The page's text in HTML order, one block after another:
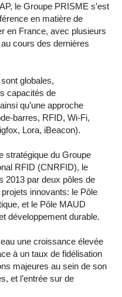
le Groupe PRISME s’est
en matière de
en France, avec plusieurs
cours des dernières
globales,
capacités de
qu’une approche
barres, RFID, Wi-Fi,
Lora, iBeacon).
stratégique du Groupe
RFID (CNRFID), le
2013 par deux pôles de
innovants: le Pôle
et le Pôle MAUD
développement durable.
une croissance élevée
à un taux de fidélisation
majeures au sein de son
et l’entrée sur de